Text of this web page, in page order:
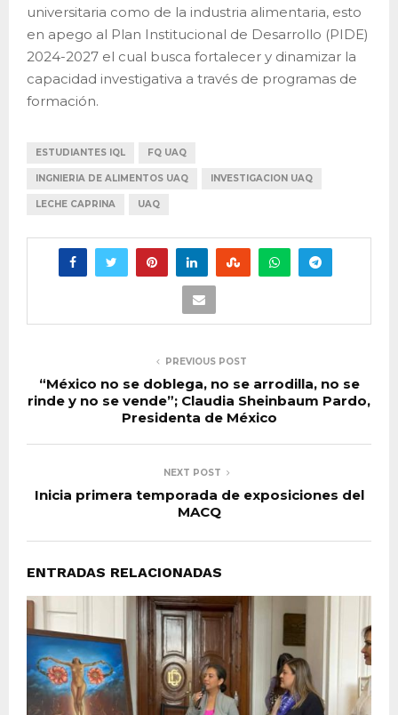
universitaria como de la industria alimentaria, esto
en apego al Plan Institucional de Desarrollo (PIDE)
2024-2027 el cual busca fortalecer y dinamizar la
capacidad investigativa a través de programas de
formación.
ESTUDIANTES IQL FQ UAQ
INGNIERIA DE ALIMENTOS UAQ INVESTIGACION UAQ
LECHE CAPRINA UAQ
PREVIOUS POST
“México no se doblega, no se arrodilla, no se
rinde y no se vende”; Claudia Sheinbaum Pardo,
Presidenta de México
NEXT POST
Inicia primera temporada de exposiciones del
MACQ
ENTRADAS RELACIONADAS